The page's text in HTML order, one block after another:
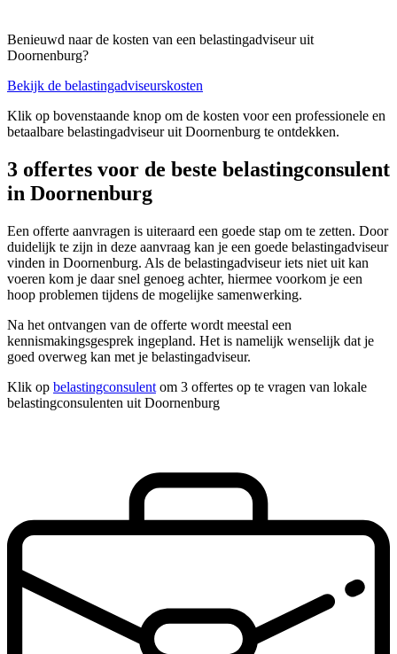
Benieuwd naar de kosten van een belastingadviseur uit
Doornenburg?
Bekijk de belastingadviseurskosten
Klik op bovenstaande knop om de kosten voor een professionele en
betaalbare belastingadviseur uit Doornenburg te ontdekken.
3 offertes voor de beste belastingconsulent
in Doornenburg
Een offerte aanvragen is uiteraard een goede stap om te zetten. Door
duidelijk te zijn in deze aanvraag kan je een goede belastingadviseur
vinden in Doornenburg. Als de belastingadviseur iets niet uit kan
voeren kom je daar snel genoeg achter, hiermee voorkom je een
hoop problemen tijdens de mogelijke samenwerking.
Na het ontvangen van de offerte wordt meestal een
kennismakingsgesprek ingepland. Het is namelijk wenselijk dat je
goed overweg kan met je belastingadviseur.
Klik op belastingconsulent om 3 offertes op te vragen van lokale
belastingconsulenten uit Doornenburg